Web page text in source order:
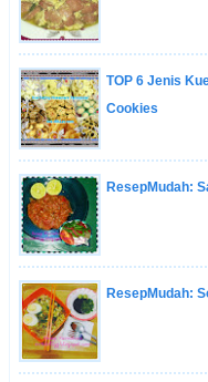
TOP 6 Jenis
Cookies
ResepMudah:
ResepMudah: